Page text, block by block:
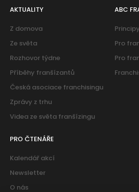
AKTUALITY
Z domova
Ze světa
Rozhovor týdne
Příběhy franšízantů
Česká asociace franchisingu
Zprávy z trhu
Videa ze světa franšízingu
ABC
Pro
Pro
PRO ČTENÁŘE
Kalendář akcí
Newsletter
O nás